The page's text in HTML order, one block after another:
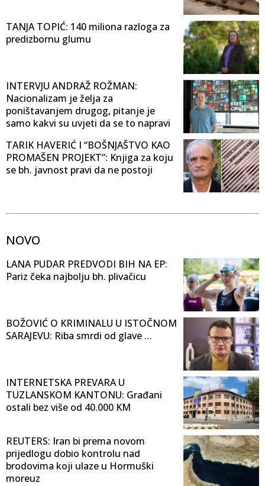
TANJA TOPIĆ: 140 miliona razloga za
predizbornu glumu
INTERVJU ANDRAŽ ROŽMAN:
Nacionalizam je želja za
poništavanjem drugog, pitanje je
samo kakvi su uvjeti da se to napravi
TARIK HAVERIĆ I “BOŠNJAŠTVO KAO
PROMAŠEN PROJEKT”: Knjiga za koju
se bh. javnost pravi da ne postoji
NOVO
LANA PUDAR PREDVODI BIH NA EP:
Pariz čeka najbolju bh. plivačicu
BOŽOVIĆ O KRIMINALU U ISTOČNOM
SARAJEVU: Riba smrdi od glave …
INTERNETSKA PREVARA U
TUZLANSKOM KANTONU: Građani
ostali bez više od 40.000 KM
REUTERS: Iran bi prema novom
prijedlogu dobio kontrolu nad
brodovima koji ulaze u Hormuški
moreuz